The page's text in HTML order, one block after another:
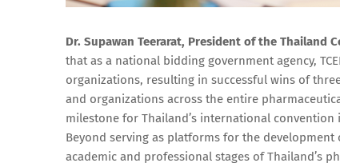
Dr. Supawan Teerarat, President of the Thailand
that as a national bidding government agency,
organizations, resulting in successful wins of
and organizations across the entire
milestone for Thailand’s international
Beyond serving as platforms for the
academic and professional stages of Thailand’s